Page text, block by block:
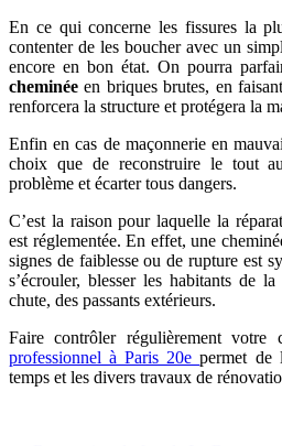
En ce qui concerne les fissures la
contenter de les boucher avec un
encore en bon état. On pourra
cheminée en briques brutes, en
renforcera la structure et protégera la
Enfin en cas de maçonnerie en
choix que de reconstruire le tout
problème et écarter tous dangers.
C’est la raison pour laquelle la
est réglementée. En effet, une
signes de faiblesse ou de rupture est
s’écrouler, blesser les habitants de
chute, des passants extérieurs.
Faire contrôler régulièrement votre
professionnel à Paris 20epermet de
temps et les divers travaux de